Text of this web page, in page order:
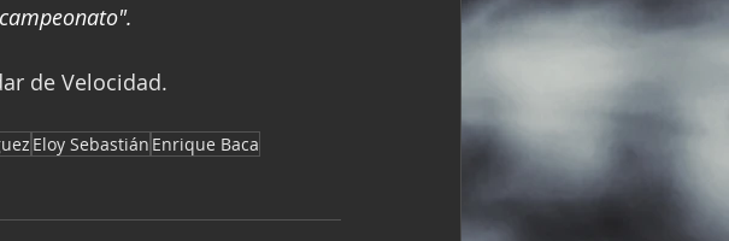
de Velocidad.
Eloy Sebastián Enrique Baca